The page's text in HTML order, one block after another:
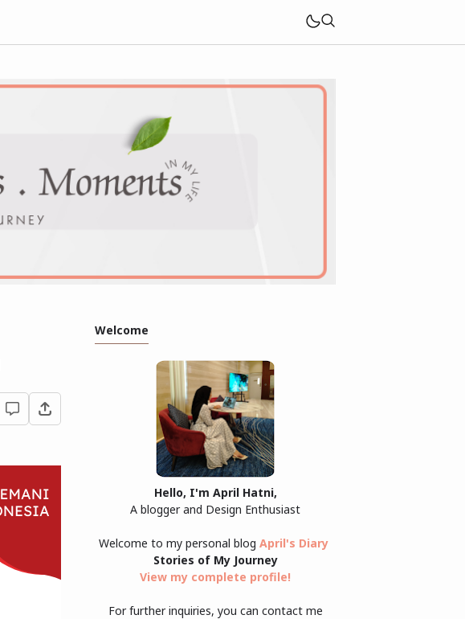
Welcome
Hello, I'm April Hatni,
A blogger and Design Enthusiast
Welcome to my personal blog April's Diary
Stories of My Journey
View my complete profile!
For further inquiries, you can contact me